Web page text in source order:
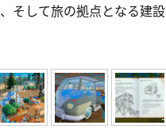
そして旅の拠点となる建設